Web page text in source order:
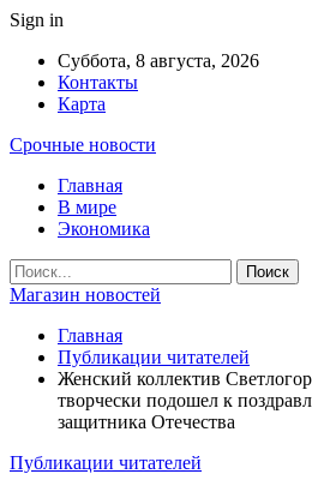
Sign in
Суббота, 8 августа, 2026
Контакты
Карта
Срочные новости
Главная
В мире
Экономика
Магазин новостей
Главная
Публикации читателей
Женский коллектив
творчески подошел к
защитника Отечества
Публикации читателей